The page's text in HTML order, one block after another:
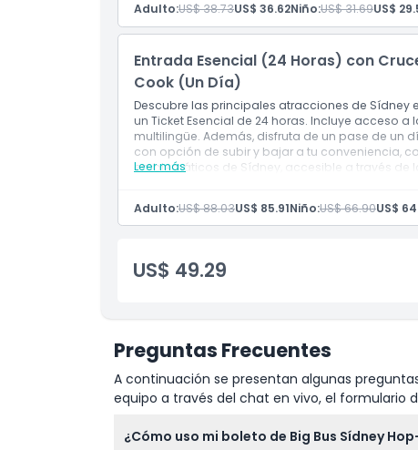
Adulto:US$ 38.73US$ 36.62Niño:US$ 31.69US$
Entrada Esencial (24 Horas) con
Cook (Un Día)
Descubre las principales atracciones de
un Ticket Esencial de 24 horas. Incluye acceso
multilingüe. Además, disfruta de un pase de un
con opción de subir y bajar a tu conveniencia,
emblemáticos de Sídney, accesible a través de
Leer más
Autobús hop-on hop-off de 24 horas (rutas
Pase de crucero Captain Cook Harbour de 1
Adulto:US$ 88.03US$ 85.91Niño:US$ 66.90US$
US$ 49.29
Preguntas Frecuentes
A continuación se presentan algunas
equipo a través del chat en vivo, el formulario
¿Cómo uso mi boleto de Big Bus Sídney